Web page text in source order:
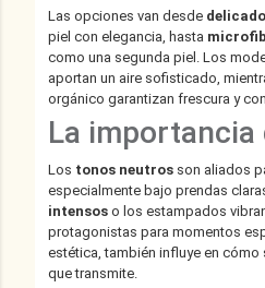
Las opciones van desde
piel con elegancia, hasta
como una segunda piel. Los
aportan un aire sofisticado,
orgánico garantizan frescura y
La importancia
Los tonos neutros son aliados
especialmente bajo prendas
intensos o los estampados
protagonistas para momentos
estética, también influye en cómo
que transmite.